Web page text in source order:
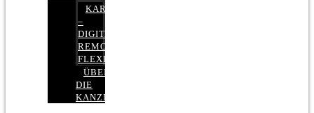
KARRIERE
–
DIGITAL,
REMOTE,
FLEXIBEL
ÜBER
DIE
KANZLEI